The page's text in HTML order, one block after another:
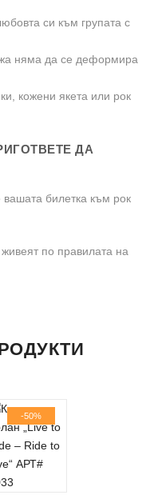
си към групата с
няма да се деформира
кожени якета или рок
ДА
вашата билетка към рок
по правилата на
с*
-50%